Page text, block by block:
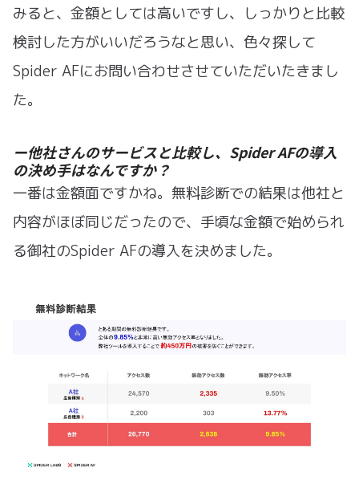
みると、金額としては高いですし、しっかりと比較
検討した方がいいだろうなと思い、色々探して
Spider AFにお問い合わせさせていただいたきまし
た。
ー他社さんのサービスと比較し、Spider AFの導入
の決め手はなんですか？
一番は金額面ですかね。無料診断での結果は他社と
内容がほぼ同じだったので、手頃な金額で始められ
る御社のSpider AFの導入を決めました。